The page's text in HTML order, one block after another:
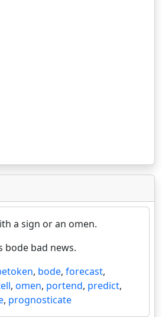
a sign or an omen.
bode bad news.
, bode, forecast,
, omen, portend, predict,
, prognosticate